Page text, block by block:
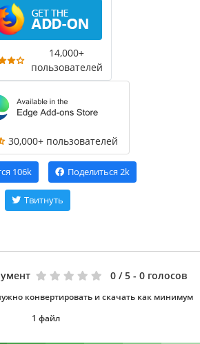
14,000+
пользователей
30,000+ пользователей
106k Поделиться 2k
Твитнуть
0 / 5 - 0 голосов
конвертировать и скачать как минимум
1 файл